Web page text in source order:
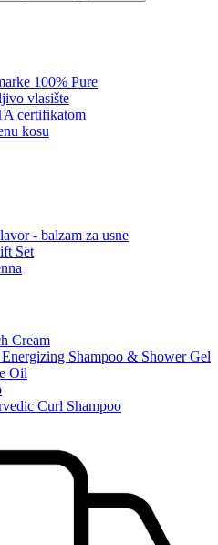
100% Pure
vlasište
certifikatom
kosu
- balzam za usne
Set
Cream
Shampoo & Shower Gel
Oil
Curl Shampoo